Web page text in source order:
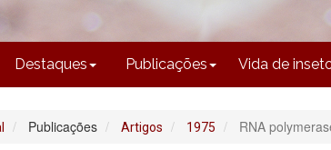
Destaques Publicações Vida de
Publicações Artigos 1975 RNA